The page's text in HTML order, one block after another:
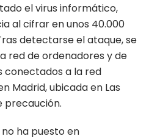
el virus informático,
al cifrar en unos 40.000
detectarse el ataque, se
red de ordenadores y de
conectados a la red
Madrid, ubicada en Las
precaución.
ha puesto en